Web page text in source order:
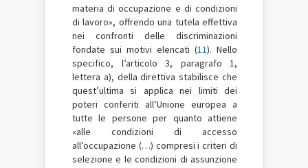
materia di occupazione e di condizioni
di lavoro», offrendo una tutela effettiva
nei confronti delle discriminazioni
fondate sui motivi elencati (11). Nello
specifico, l’articolo 3, paragrafo 1,
lettera a), della direttiva stabilisce che
quest’ultima si applica nei limiti dei
poteri conferiti all’Unione europea a
tutte le persone per quanto attiene
«alle condizioni di accesso
all’occupazione (…) compresi i criteri di
selezione e le condizioni di assunzione